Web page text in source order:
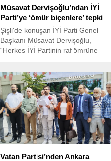
Müsavat Dervişoğlu’ndan İYİ
Parti’ye ‘ömür biçenlere’ tepki
Şişli'de konuşan İYİ Parti Genel
Başkanı Müsavat Dervişoğlu,
“Herkes İYİ Partinin raf ömrüne
şöyle, böyle olacak.' diyorlar. Bütün
bu arkadaşlarımız el birliği, işbirliği
ve gönül birliği yaparlarsa, bize raf
ömrü biçenler bir daha
televizyonlara çıkamayacaklar”
dedi.
Vatan Partisi’nden Ankara